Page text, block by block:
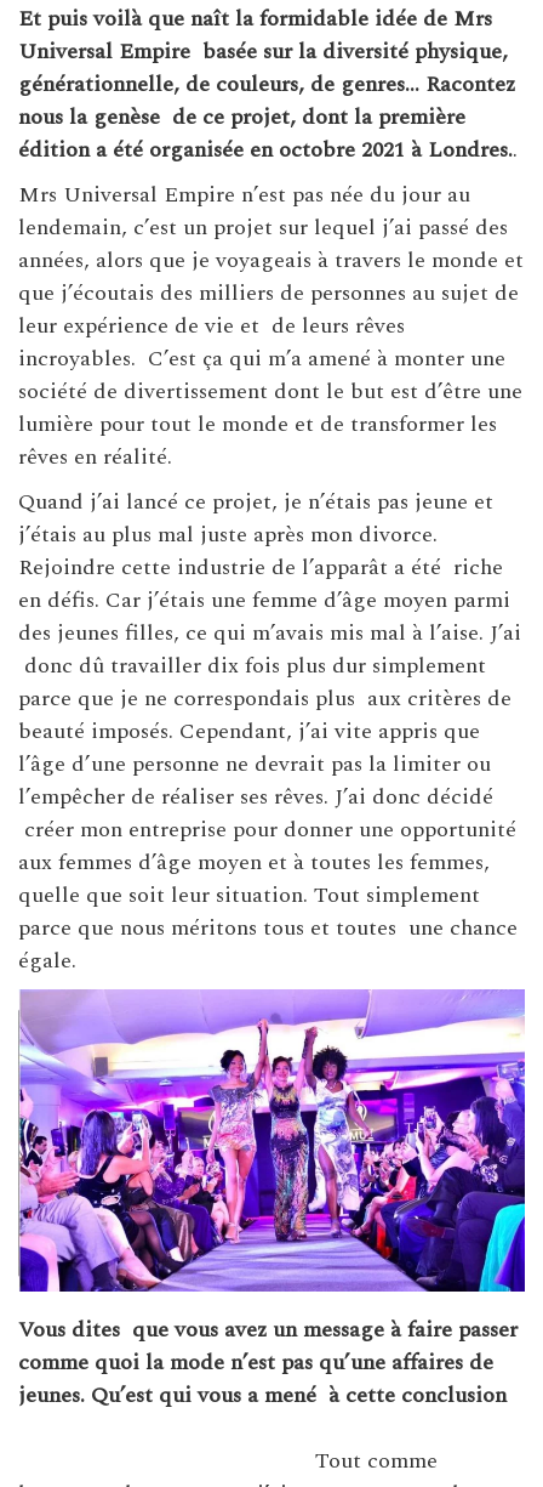
Et puis voilà que naît la formidable idée de Mrs
Universal Empire basée sur la diversité physique,
générationnelle, de couleurs, de genres… Racontez
nous la genèse de ce projet, dont la première
édition a été organisée en octobre 2021 à Londres..
Mrs Universal Empire n’est pas née du jour au
lendemain, c’est un projet sur lequel j’ai passé des
années, alors que je voyageais à travers le monde et
que j’écoutais des milliers de personnes au sujet de
leur expérience de vie et de leurs rêves
incroyables. C’est ça qui m’a amené à monter une
société de divertissement dont le but est d’être une
lumière pour tout le monde et de transformer les
rêves en réalité.
Quand j’ai lancé ce projet, je n’étais pas jeune et
j’étais au plus mal juste après mon divorce.
Rejoindre cette industrie de l’apparât a été riche
en défis. Car j’étais une femme d’âge moyen parmi
des jeunes filles, ce qui m’avais mis mal à l’aise. J’ai
donc dû travailler dix fois plus dur simplement
parce que je ne correspondais plus aux critères de
beauté imposés. Cependant, j’ai vite appris que
l’âge d’une personne ne devrait pas la limiter ou
l’empêcher de réaliser ses rêves. J’ai donc décidé
créer mon entreprise pour donner une opportunité
aux femmes d’âge moyen et à toutes les femmes,
quelle que soit leur situation. Tout simplement
parce que nous méritons tous et toutes une chance
égale.
Vous dites que vous avez un message à faire passer
comme quoi la mode n’est pas qu’une affaires de
jeunes. Qu’est qui vous a mené à cette conclusion
Tout comme